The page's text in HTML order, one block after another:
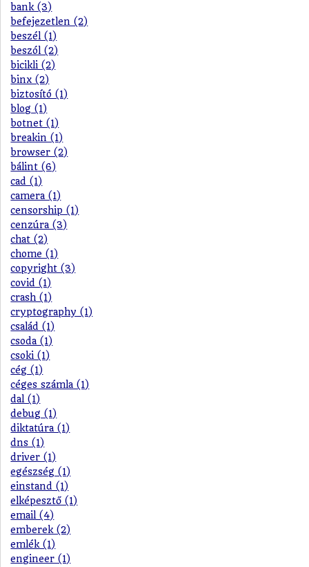
bank (3)
befejezetlen (2)
beszél (1)
beszól (2)
bicikli (2)
binx (2)
biztosító (1)
blog (1)
botnet (1)
breakin (1)
browser (2)
bálint (6)
cad (1)
camera (1)
censorship (1)
cenzúra (3)
chat (2)
chome (1)
copyright (3)
covid (1)
crash (1)
cryptography (1)
család (1)
csoda (1)
csoki (1)
cég (1)
céges számla (1)
dal (1)
debug (1)
diktatúra (1)
dns (1)
driver (1)
egészség (1)
einstand (1)
elképesztő (1)
email (4)
emberek (2)
emlék (1)
engineer (1)